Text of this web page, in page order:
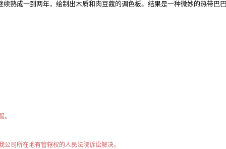
成一到两年，绘制出木质和肉豆蔻的调色板。结果是一种微妙的热带
司所在地有管辖权的人民法院诉讼解决。